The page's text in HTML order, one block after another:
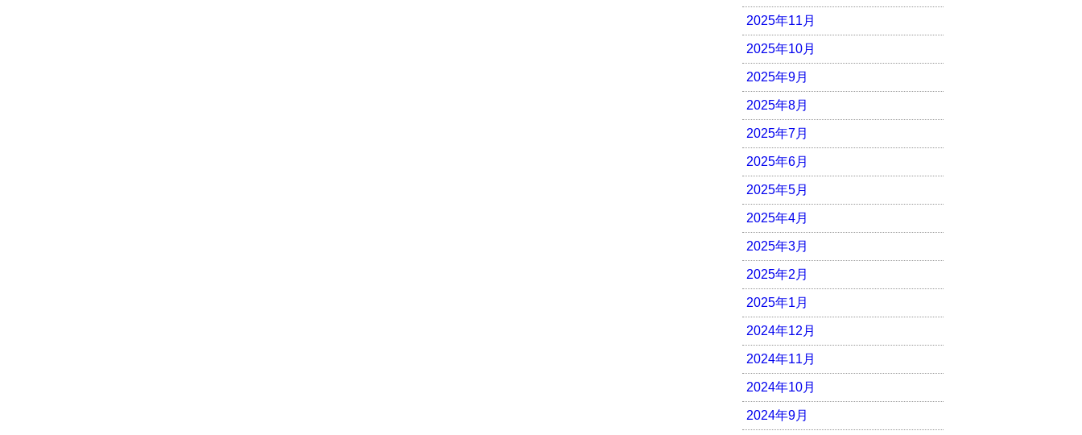
2025年11月
2025年10月
2025年9月
2025年8月
2025年7月
2025年6月
2025年5月
2025年4月
2025年3月
2025年2月
2025年1月
2024年12月
2024年11月
2024年10月
2024年9月